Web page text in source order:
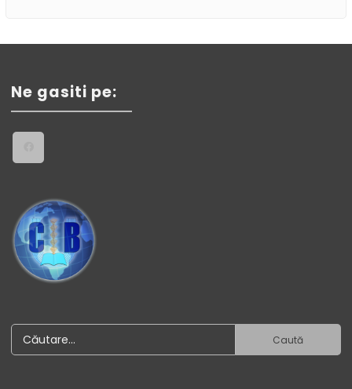
Ne gasiti pe: